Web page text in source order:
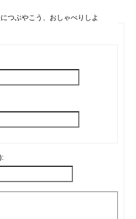
つぶやこう、おしゃべりしよ